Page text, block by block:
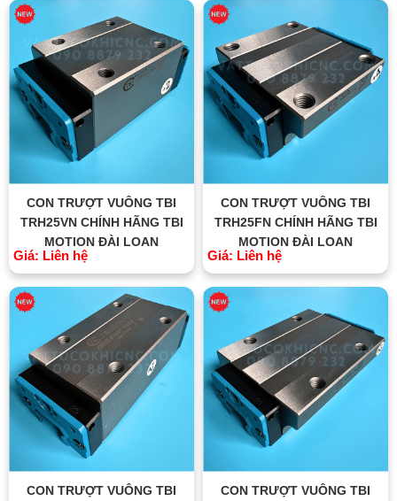
CON TRƯỢT VUÔNG TBI
TRH25VN CHÍNH HÃNG TBI
MOTION ĐÀI LOAN
Giá: Liên hệ
CON TRƯỢT VUÔNG TBI
TRH25FN CHÍNH HÃNG TBI
MOTION ĐÀI LOAN
Giá: Liên hệ
CON TRƯỢT VUÔNG TBI
CON TRƯỢT VUÔNG TBI